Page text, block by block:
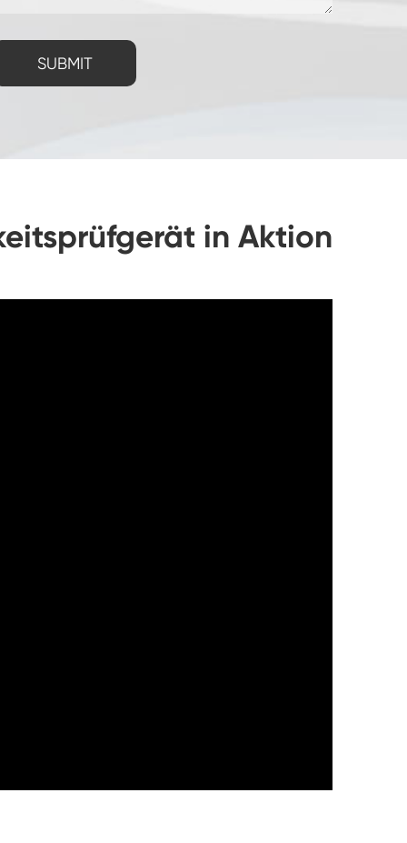
SUBMIT
in Aktion